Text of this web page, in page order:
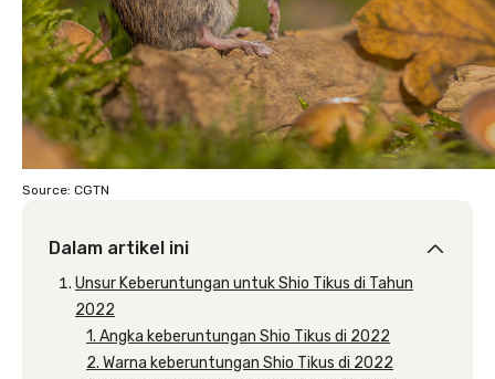
Source: CGTN
Dalam artikel ini
Unsur Keberuntungan untuk Shio Tikus di Tahun
2022
1. Angka keberuntungan Shio Tikus di 2022
2. Warna keberuntungan Shio Tikus di 2022